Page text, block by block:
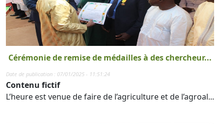
Cérémonie de remise de médailles à des chercheur...
Date de publication : 07/01/2025 - 11:51:24
Contenu fictif
L’heure est venue de faire de l’agriculture et de l’agroal...